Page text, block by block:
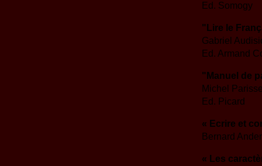
Ed. Somogy
"Lire le
Gabriel
Ed. Armand
"Manuel de
Michel
Ed. Picard
« Ecrire et
Bernard
« Les